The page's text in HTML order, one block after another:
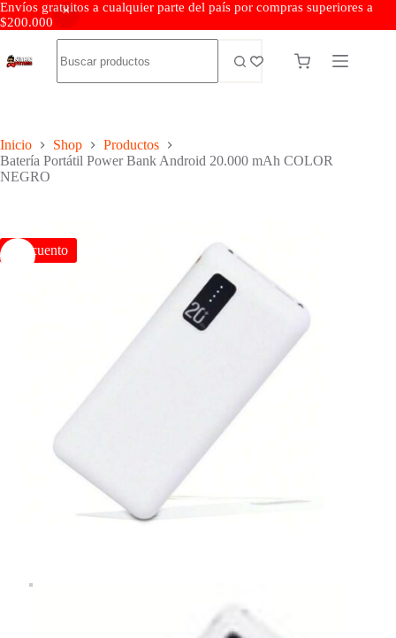
Envíos gratuitos a cualquier parte del país por compras superiores a
$200.000
Inicio Shop
Productos
Batería Portátil Power Bank Android 20.000 mAh COLOR
NEGRO
Descuento